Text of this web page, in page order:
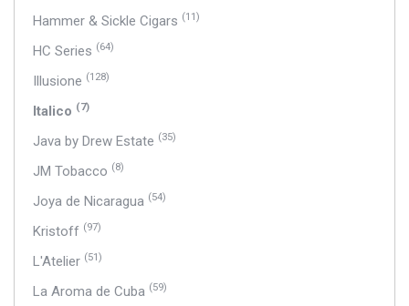
Hammer & Sickle Cigars (11)
HC Series (64)
Illusione (128)
Italico (7)
Java by Drew Estate (35)
JM Tobacco (8)
Joya de Nicaragua (54)
Kristoff (97)
L'Atelier (51)
La Aroma de Cuba (59)